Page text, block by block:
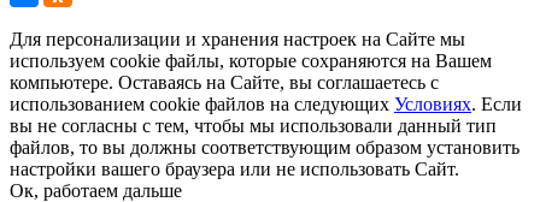
Для персонализации и хранения настроек на Сайте мы
используем cookie файлы, которые сохраняются на Вашем
компьютере. Оставаясь на Сайте, вы соглашаетесь с
использованием cookie файлов на следующих Условиях. Если
вы не согласны с тем, чтобы мы использовали данный тип
файлов, то вы должны соответствующим образом установить
настройки вашего браузера или не использовать Сайт.
Ок, работаем дальше